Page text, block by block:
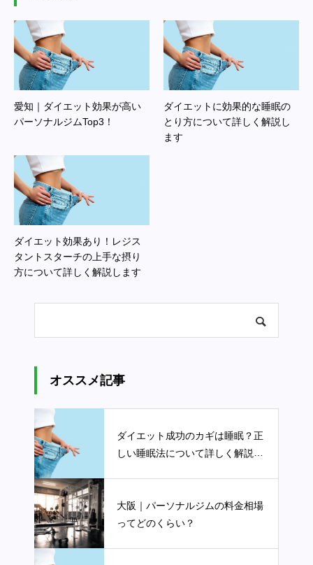
愛知｜ダイエット効果が高い
パーソナルジムTop3！
ダイエットに効果的な睡眠の
とり方について詳しく解説し
ます
ダイエット効果あり！レジス
タントスターチの上手な摂り
方について詳しく解説します
オススメ記事
ダイエット成功のカギは睡眠？正
しい睡眠法について詳しく解説し
大阪｜パーソナルジムの料金相場
ってどのくらい？